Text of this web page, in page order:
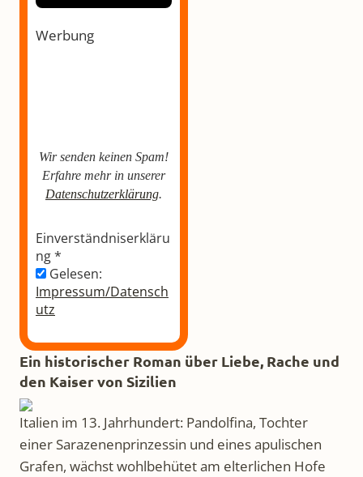
Werbung
Erfahre mehr in unserer
Datenschutzerklärung
ng*
Gelesen:
Impressum/Datensch
utz
Ein historischer Roman über Liebe, Rache und
den Kaiser von Sizilien
Italien im 13. Jahrhundert: Pandolfina, Tochter
einer Sarazenenprinzessin und eines apulischen
Grafen, wächst wohlbehütet am elterlichen Hofe
auf. Doch als ihr Vater stirbt, bringt der